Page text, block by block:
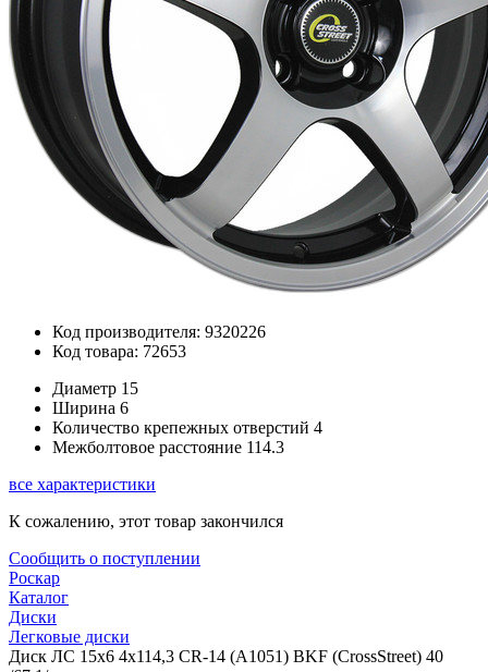
Код производителя: 9320226
Код товара: 72653
Диаметр 15
Ширина 6
Количество крепежных отверстий 4
Межболтовое расстояние 114.3
все характеристики
К сожалению, этот товар закончился
Сообщить о поступлении
Роскар
Каталог
Диски
Легковые диски
Диск ЛС 15x6 4x114,3 CR-14 (A1051) BKF (CrossStreet) 40